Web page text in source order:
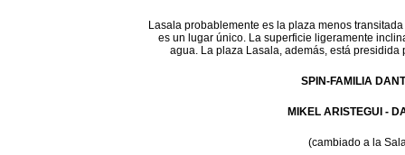
Lasala probablemente es la plaza menos
es un lugar único. La superficie ligeramente
agua. La plaza Lasala, además, está
SPIN-FAMILIA
MIKEL ARISTEGUI -
(cambiado a la